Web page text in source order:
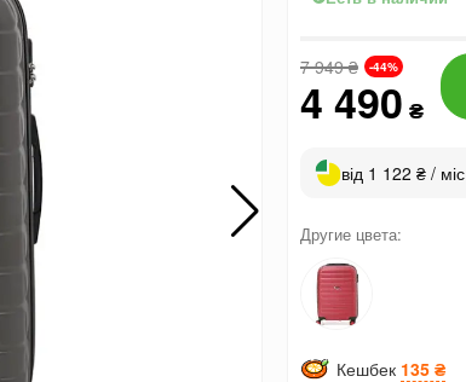
7 949₴ -44%
4 490 ₴
від 1 122 ₴ / міс
Другие цвета:
Кешбек 135 ₴